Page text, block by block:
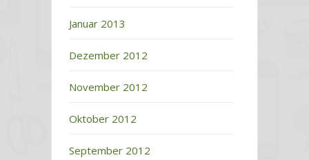
Januar 2013
Dezember 2012
November 2012
Oktober 2012
September 2012